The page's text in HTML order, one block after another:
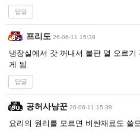
답글
프리도 26-06-11 15:39
냉장실에서 갓 꺼내서 불판 열 오르
게 됨
답글
공허사냥꾼 26-06-11 15:39
요리의 원리를 모르면 비싼재료도 쓸